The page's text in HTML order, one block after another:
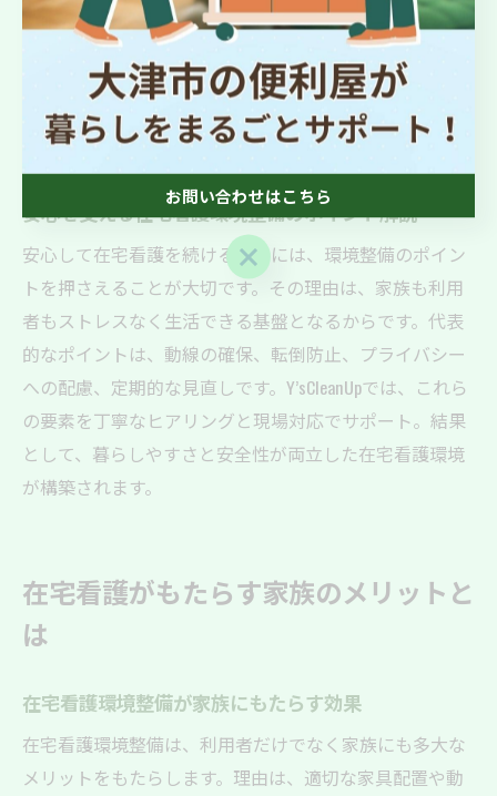
事故リスクが高まるためです。具体策として、段差の解
消や滑り止め加工、照明の増設、家具の角の保護、歩行
スペースの確保などが挙げられます。Y’sCleanUpは、これ
らのアプローチを家庭ごとに提案・実施し、安心して過
ごせる空間づくりを実現しています。
安心を支える在宅看護環境整備のポイント解説
安心して在宅看護を続けるためには、環境整備のポイン
トを押さえることが大切です。その理由は、家族も利用
者もストレスなく生活できる基盤となるからです。代表
的なポイントは、動線の確保、転倒防止、プライバシー
への配慮、定期的な見直しです。Y’sCleanUpでは、これら
の要素を丁寧なヒアリングと現場対応でサポート。結果
として、暮らしやすさと安全性が両立した在宅看護環境
が構築されます。
在宅看護がもたらす家族のメリットと
は
在宅看護環境整備が家族にもたらす効果
在宅看護環境整備は、利用者だけでなく家族にも多大な
メリットをもたらします。理由は、適切な家具配置や動
お問い合わせはこちら
お問い合わせはこちら